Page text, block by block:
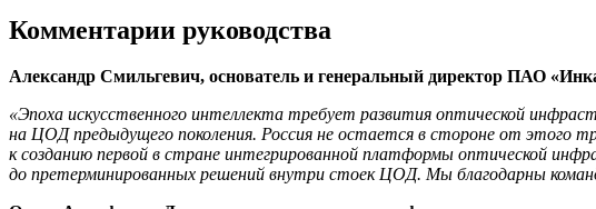
Комментарии руководства
Александр Смильгевич, основатель и генеральный директор ПАО
«Эпоха искусственного интеллекта требует развития оптической
на ЦОД предыдущего поколения. Россия не остается в стороне от
к созданию первой в стране интегрированной платформы оптической
до претерминированных решений внутри стоек ЦОД. Мы благодарны